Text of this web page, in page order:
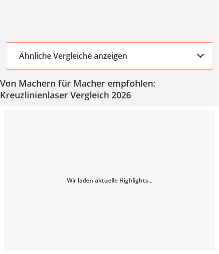
Ähnliche Vergleiche anzeigen
Von Machern für Macher empfohlen:
Kreuzlinienlaser Vergleich 2026
Wir laden aktuelle Highlights...